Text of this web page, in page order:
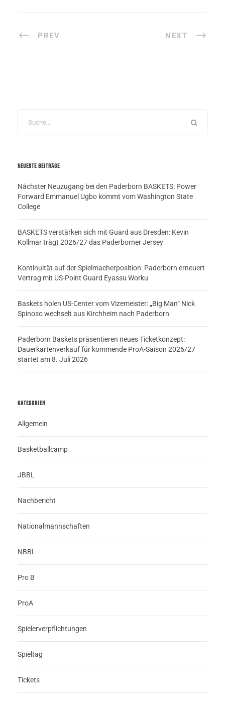
PREV NEXT
NEUESTE BEITRÄGE
Nächster Neuzugang bei den Paderborn BASKETS: Power
Forward Emmanuel Ugbo kommt vom Washington State
College
BASKETS verstärken sich mit Guard aus Dresden: Kevin
Kollmar trägt 2026/27 das Paderborner Jersey
Kontinuität auf der Spielmacherposition: Paderborn erneuert
Vertrag mit US-Point Guard Eyassu Worku
Baskets holen US-Center vom Vizemeister: „Big Man“ Nick
Spinoso wechselt aus Kirchheim nach Paderborn
Paderborn Baskets präsentieren neues Ticketkonzept:
Dauerkartenverkauf für kommende ProA-Saison 2026/27
startet am 8. Juli 2026
KATEGORIEN
Allgemein
Basketballcamp
JBBL
Nachbericht
Nationalmannschaften
NBBL
Pro B
ProA
Spielerverpflichtungen
Spieltag
Tickets